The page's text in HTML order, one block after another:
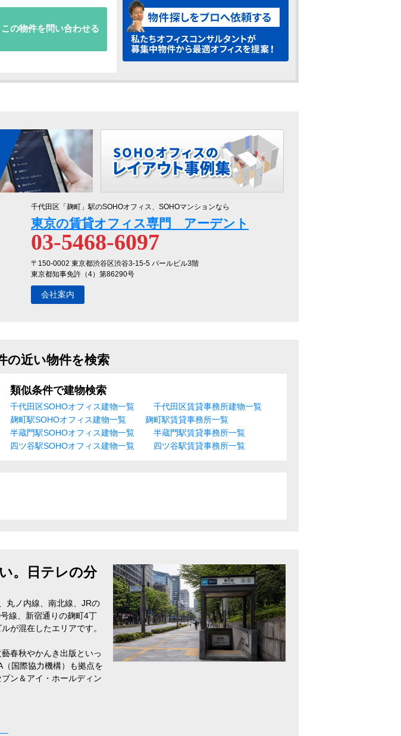
この物件を問い合わせる
千代田区「麹町」駅のSOHOオフィス、SOHOマンションなら
東京の賃貸オフィス専門 アーデント
03-5468-6097
〒150-0002 東京都渋谷区渋谷3-15-5 パールビル3階
東京都知事免許（4）第86290号
会社案内
の近い物件を検索
類似条件で建物検索
千代田区SOHOオフィス建物一覧
千代田区賃貸事務所建物一覧
麹町駅SOHOオフィス建物一覧
麹町駅賃貸事務所一覧
半蔵門駅SOHOオフィス建物一覧
半蔵門駅賃貸事務所一覧
四ツ谷駅SOHOオフィス建物一覧
四ツ谷駅賃貸事務所一覧
。日テレの分
丸ノ内線、南北線、JRの
線、新宿通りの麹町4丁
が混在したエリアです。
春秋やかんき出版といっ
国際協力機構）も拠点を
ン＆アイ・ホールディン